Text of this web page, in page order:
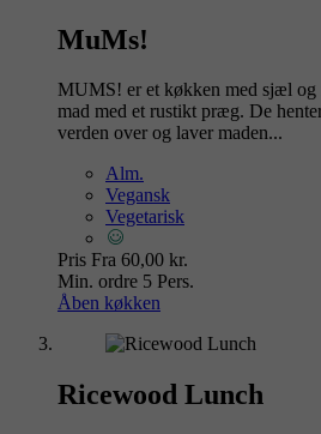
MuMs!
MUMS! er et køkken med sjæl
mad med et rustikt præg. De
verden over og laver maden...
Alm.
Vegansk
Vegetarisk
Pris Fra 60,00 kr.
Min. ordre 5 Pers.
Åben køkken
Ricewood Lunch